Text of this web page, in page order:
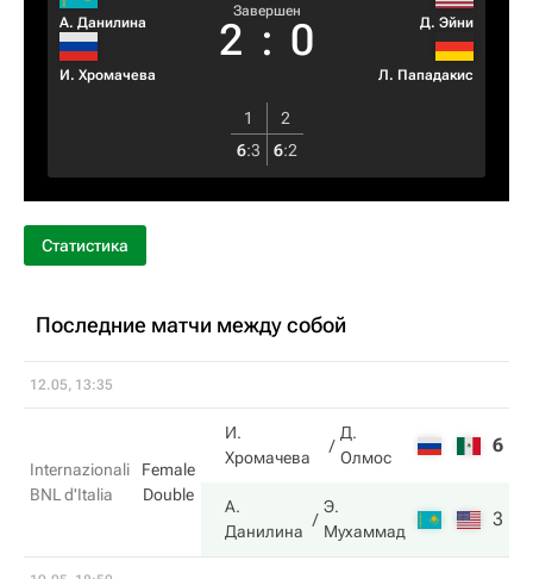
А. Данилина
И. Хромачева
Завершен
2 : 0 Д. Эйни
Л. Пападакис
1
2
6:3 6:2
Статистика
Последние матчи между собой
12.05, 13:35
Internazionali
BNL d'Italia
Female
Double
И.
Хромачева
Д.
Олмос
6
А.
Данилина
Э.
Мухаммад
3